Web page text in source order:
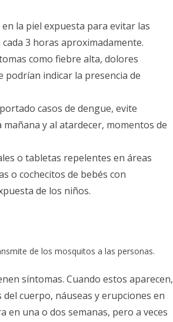
la piel expuesta para evitar las
3 horas aproximadamente.
como fiebre alta, dolores
podrían indicar la presencia de
casos de dengue, evite
y al atardecer, momentos de
o tabletas repelentes en áreas
o cochecitos de bebés con
de los niños.
de los mosquitos a las personas.
síntomas. Cuando estos aparecen,
cuerpo, náuseas y erupciones en
en una o dos semanas, pero a veces